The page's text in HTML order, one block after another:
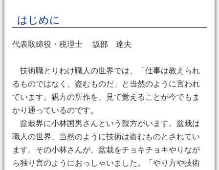
はじめに
代表取締役・税理士 坂部 達夫
技術職とりわけ職人の世界では、「仕事は教えられ
るものではなく、盗むものだ」と当然のように言われ
ています。親方の所作を、見て覚えることが今でもま
かり通っているのです。
盆栽界に小林国男さんという親方がいます。盆栽は
職人の世界、当然のように技術は盗むものとされてい
ます。その小林さんが、盆栽をチョキチョキやりなが
ら独り言のようにおっしゃいました。「やり方や技術